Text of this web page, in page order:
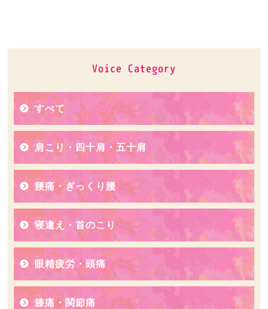
Voice Category
すべて
肩こり・四十肩・五十肩
腰痛・ぎっくり腰
寝違え・首のこり
眼精疲労・頭痛
膝痛・関節痛